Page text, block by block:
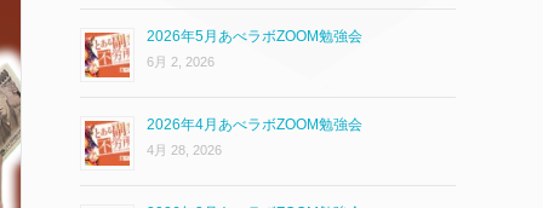
2026年5月あべラボZOOM勉強会
6月 2, 2026
2026年4月あべラボZOOM勉強会
4月 28, 2026